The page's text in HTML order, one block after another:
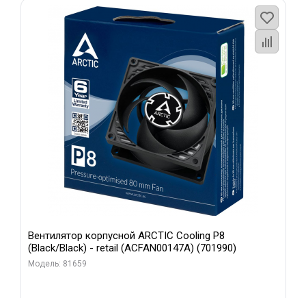
Вентилятор корпусной ARCTIC Cooling P8
(Black/Black) - retail (ACFAN00147A) (701990)
Модель: 81659